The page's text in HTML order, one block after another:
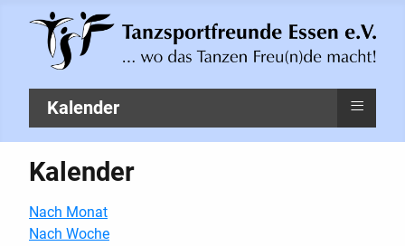
Kalender ≡
Kalender
Nach Monat
Nach Woche